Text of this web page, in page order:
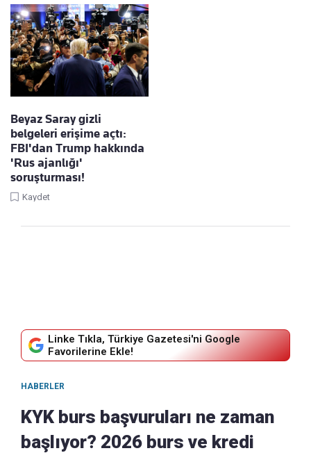
Beyaz Saray gizli
belgeleri erişime açtı:
FBI'dan Trump hakkında
'Rus ajanlığı'
soruşturması!
Kaydet
Linke Tıkla, Türkiye Gazetesi'ni Google
Favorilerine Ekle!
HABERLER
KYK burs başvuruları ne zaman
başlıyor? 2026 burs ve kredi